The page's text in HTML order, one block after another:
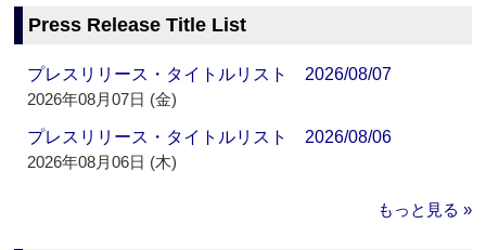
Press Release Title List
プレスリリース・タイトルリスト 2026/08/07
2026年08月07日 (金)
プレスリリース・タイトルリスト 2026/08/06
2026年08月06日 (木)
もっと見る »